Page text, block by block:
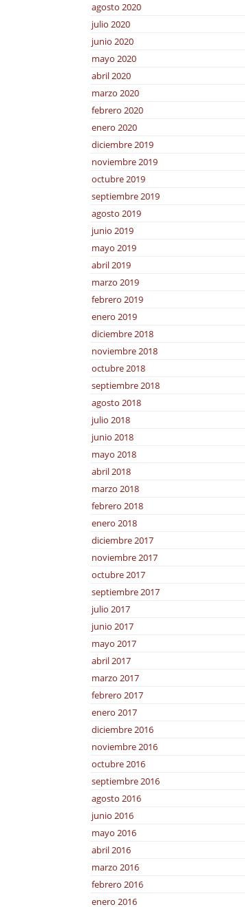
agosto 2020
julio 2020
junio 2020
mayo 2020
abril 2020
marzo 2020
febrero 2020
enero 2020
diciembre 2019
noviembre 2019
octubre 2019
septiembre 2019
agosto 2019
junio 2019
mayo 2019
abril 2019
marzo 2019
febrero 2019
enero 2019
diciembre 2018
noviembre 2018
octubre 2018
septiembre 2018
agosto 2018
julio 2018
junio 2018
mayo 2018
abril 2018
marzo 2018
febrero 2018
enero 2018
diciembre 2017
noviembre 2017
octubre 2017
septiembre 2017
julio 2017
junio 2017
mayo 2017
abril 2017
marzo 2017
febrero 2017
enero 2017
diciembre 2016
noviembre 2016
octubre 2016
septiembre 2016
agosto 2016
junio 2016
mayo 2016
abril 2016
marzo 2016
febrero 2016
enero 2016